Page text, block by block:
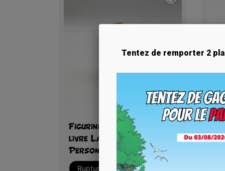
Aperçu rapide
Figurine Agecanonix et un
livre La Galerie des
Personnages
Rupture de stock
Tentez de remporter 2